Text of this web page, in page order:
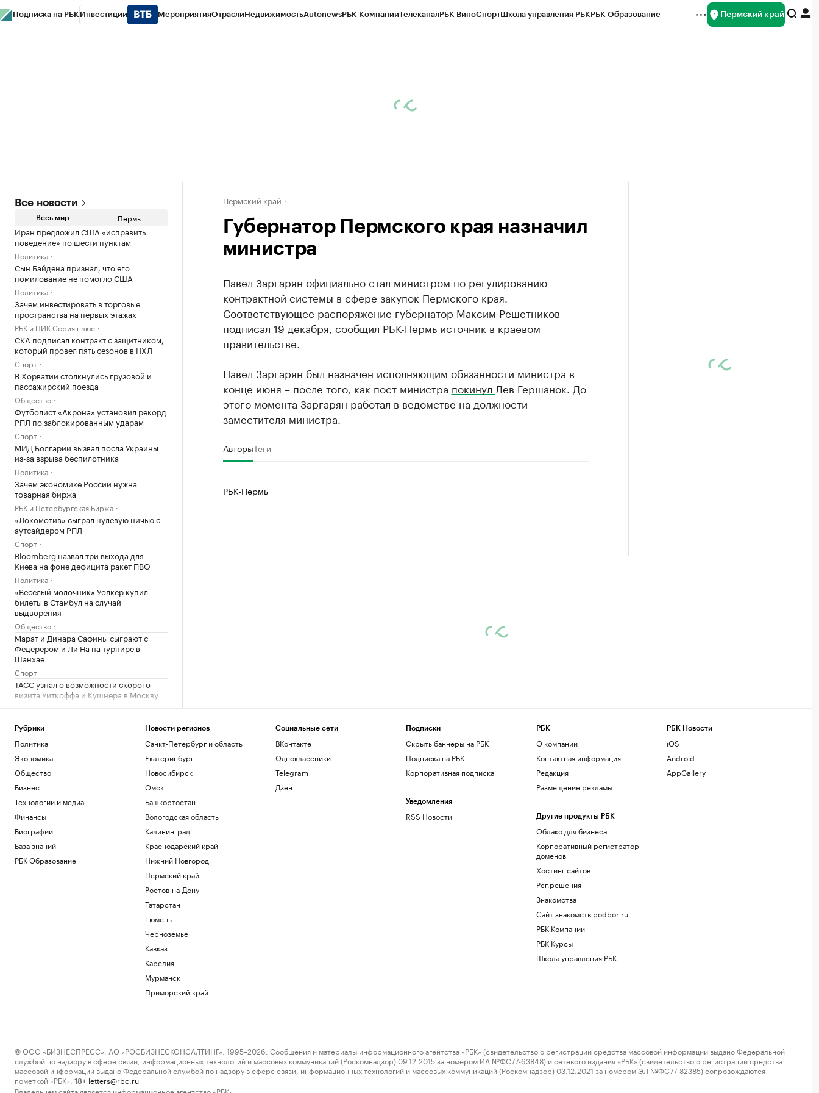
Подписка на РБК Инвестиции МероприятияОтраслиНедвижимостьAutonewsРБК КомпанииТелеканалРБК ВиноСпортШкола управления РБКРБК Образование Пермский край
Все новости
Весь мир Пермь
Иран предложил США «исправить
поведение» по шести пунктам
Политика
Сын Байдена признал, что его
помилование не помогло США
Политика
Зачем инвестировать в торговые
пространства на первых этажах
РБК и ПИК Серия плюс
СКА подписал контракт с защитником,
который провел пять сезонов в НХЛ
Спорт
В Хорватии столкнулись грузовой и
пассажирский поезда
Общество
Футболист «Акрона» установил рекорд
РПЛ по заблокированным ударам
Спорт
МИД Болгарии вызвал посла Украины
из-за взрыва беспилотника
Политика
Зачем экономике России нужна
товарная биржа
РБК и Петербургская Биржа
«Локомотив» сыграл нулевую ничью с
аутсайдером РПЛ
Спорт
Bloomberg назвал три выхода для
Киева на фоне дефицита ракет ПВО
Политика
«Веселый молочник» Уолкер купил
билеты в Стамбул на случай
выдворения
Общество
Марат и Динара Сафины сыграют с
Федерером и Ли На на турнире в
Шанхае
Спорт
ТАСС узнал о возможности скорого
визита Уиткоффа и Кушнера в Москву
Политика
центра
РБК и Upside
Карапетян поблагодарил сторонников,
Политика
За попытку сбыта наркотиков
пермскому курьеру грозит 20 лет
колонии
Пермский край
Зеленский заявил о почти полном
отсутствии целых тепловых
электростанций
невыдачи визы на ЧЕ ей жаль своего
Сын Джо Байдена рассказал о сильной
В Геленджике возобновили работу
Пермский край
Губернатор Пермского края назначил
министра
Павел Заргарян официально стал министром по регулированию
контрактной системы в сфере закупок Пермского края.
Соответствующее распоряжение губернатор Максим Решетников
подписал 19 декабря, сообщил РБК-Пермь источник в краевом
правительстве.
Павел Заргарян был назначен исполняющим обязанности министра в
конце июня – после того, как пост министра покинул Лев Гершанок. До
этого момента Заргарян работал в ведомстве на должности
заместителя министра.
АвторыТеги
РБК-Пермь
Рубрики
Политика
Экономика
Общество
Бизнес
Технологии и медиа
Финансы
Биографии
База знаний
РБК Образование
Новости регионов
Санкт-Петербург и область
Екатеринбург
Новосибирск
Омск
Башкортостан
Вологодская область
Калининград
Краснодарский край
Нижний Новгород
Пермский край
Ростов-на-Дону
Татарстан
Тюмень
Черноземье
Кавказ
Карелия
Мурманск
Приморский край
Социальные сети
ВКонтакте
Одноклассники
Telegram
Дзен
Подписки
Скрыть баннеры на РБК
Подписка на РБК
Корпоративная подписка
Уведомления
RSS Новости
РБК
О компании
Контактная информация
Редакция
Размещение рекламы
Другие продукты РБК
Облако для бизнеса
Корпоративный регистратор
доменов
Хостинг сайтов
Рег.решения
Знакомства
Сайт знакомств podbor.ru
РБК Компании
РБК Курсы
Школа управления РБК
РБК Новости
iOS
Android
AppGallery
© ООО «БИЗНЕСПРЕСС», АО «РОСБИЗНЕСКОНСАЛТИНГ», 1995–2026. Сообщения и материалы информационного агентства «РБК» (свидетельство о регистрации средства массовой информации выдано Федеральной
службой по надзору в сфере связи, информационных технологий и массовых коммуникаций (Роскомнадзор) 09.12.2015 за номером ИА №ФС77-63848) и сетевого издания «РБК» (свидетельство о регистрации средства
массовой информации выдано Федеральной службой по надзору в сфере связи, информационных технологий и массовых коммуникаций (Роскомнадзор) 03.12.2021 за номером ЭЛ №ФС77-82385) сопровождаются
пометкой «РБК».
18+ letters@rbc.ru